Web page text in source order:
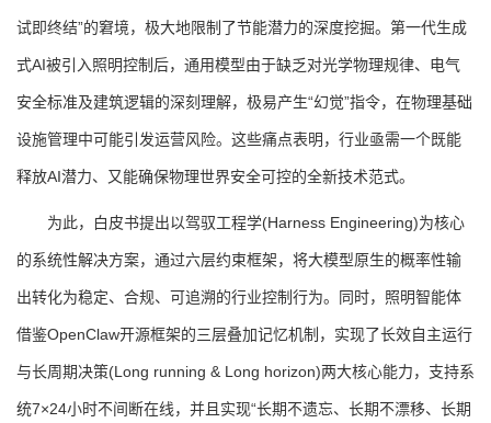
试即终结”的窘境，极大地限制了节能潜力的深度挖掘。第一代生成
式AI被引入照明控制后，通用模型由于缺乏对光学物理规律、电气
安全标准及建筑逻辑的深刻理解，极易产生“幻觉”指令，在物理基础
设施管理中可能引发运营风险。这些痛点表明，行业亟需一个既能
释放AI潜力、又能确保物理世界安全可控的全新技术范式。
为此，白皮书提出以驾驭工程学(Harness Engineering)为核心
的系统性解决方案，通过六层约束框架，将大模型原生的概率性输
出转化为稳定、合规、可追溯的行业控制行为。同时，照明智能体
借鉴OpenClaw开源框架的三层叠加记忆机制，实现了长效自主运行
与长周期决策(Long running & Long horizon)两大核心能力，支持系
统7×24小时不间断在线，并且实现“长期不遗忘、长期不漂移、长期